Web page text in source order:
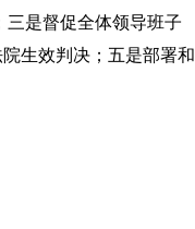
是督促全体领导班子
生效判决；五是部署和